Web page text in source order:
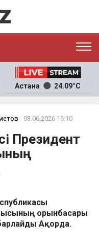
Астана 24.09°C
03.06.2026 16:10
Президент
орынбасары
Ақорда.